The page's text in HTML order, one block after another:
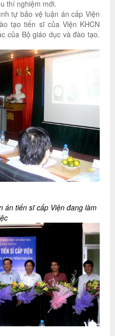
thí nghiệm mới.
tự bảo vệ luận án cấp Viện
tạo tiến sĩ của Viện KHCN
của Bộ giáo dục và đào tạo.
án tiến sĩ cấp Viện đang làm